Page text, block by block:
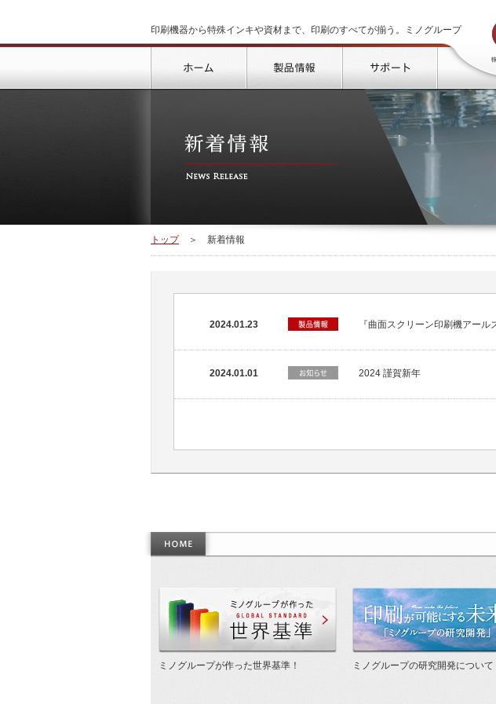
印刷機器から特殊インキや資材まで、印刷のすべてが揃う。ミノグループ
トップ
製品情報 サポート
トップ ＞ 新着情報
2024.01.23 『曲面スクリーン印刷機アール
2024.01.01 2024 謹賀新年
作った世界基準
ミノグループが作った世界基準！ ミノグループの研究開発について